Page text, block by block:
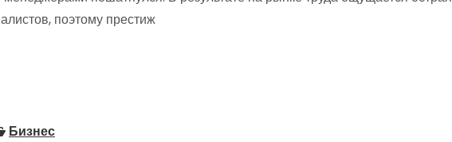
поэтому престиж
Бизнес